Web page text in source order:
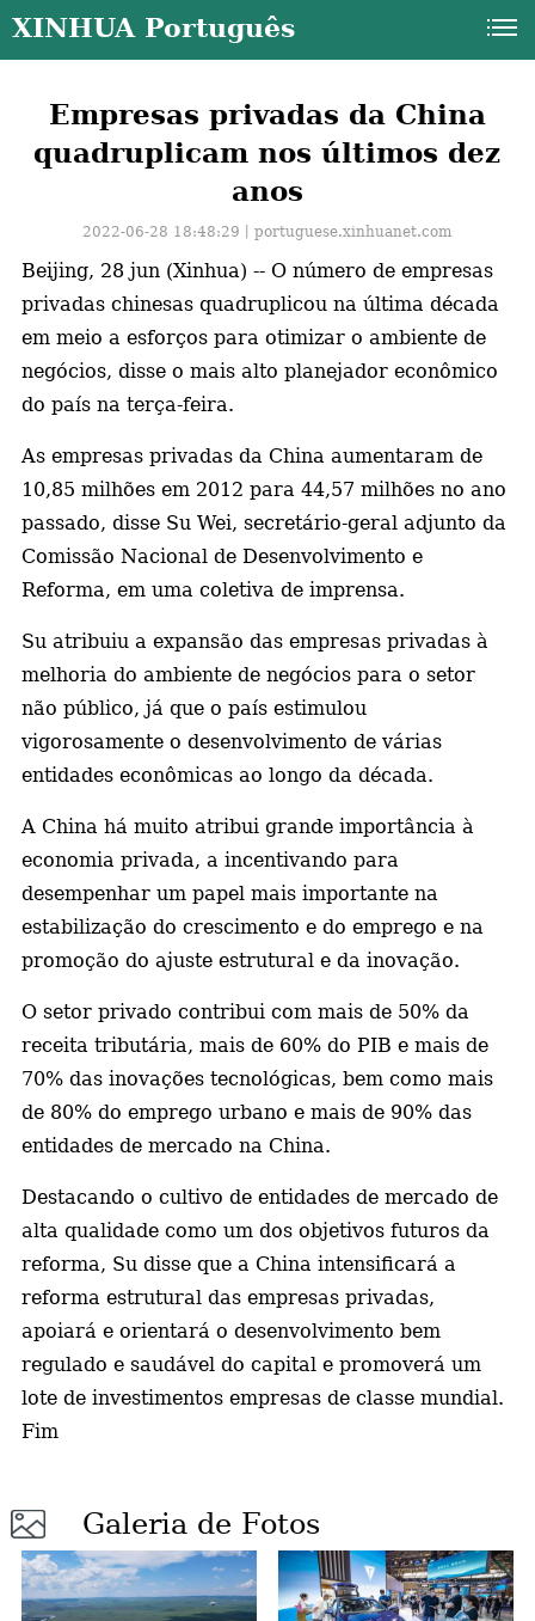
XINHUA Português
Empresas privadas da China
quadruplicam nos últimos dez
anos
2022-06-28 18:48:29丨portuguese.xinhuanet.com
Beijing, 28 jun (Xinhua) -- O número de empresas
privadas chinesas quadruplicou na última década
em meio a esforços para otimizar o ambiente de
negócios, disse o mais alto planejador econômico
do país na terça-feira.
As empresas privadas da China aumentaram de
10,85 milhões em 2012 para 44,57 milhões no ano
passado, disse Su Wei, secretário-geral adjunto da
Comissão Nacional de Desenvolvimento e
Reforma, em uma coletiva de imprensa.
Su atribuiu a expansão das empresas privadas à
melhoria do ambiente de negócios para o setor
não público, já que o país estimulou
vigorosamente o desenvolvimento de várias
entidades econômicas ao longo da década.
A China há muito atribui grande importância à
economia privada, a incentivando para
desempenhar um papel mais importante na
estabilização do crescimento e do emprego e na
promoção do ajuste estrutural e da inovação.
O setor privado contribui com mais de 50% da
receita tributária, mais de 60% do PIB e mais de
70% das inovações tecnológicas, bem como mais
de 80% do emprego urbano e mais de 90% das
entidades de mercado na China.
Destacando o cultivo de entidades de mercado de
alta qualidade como um dos objetivos futuros da
reforma, Su disse que a China intensificará a
reforma estrutural das empresas privadas,
apoiará e orientará o desenvolvimento bem
regulado e saudável do capital e promoverá um
lote de investimentos empresas de classe mundial.
Fim
Galeria de Fotos